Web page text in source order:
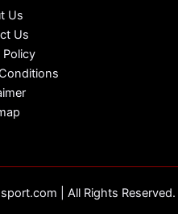
Us
Us
Policy
| All Rights Reserved.